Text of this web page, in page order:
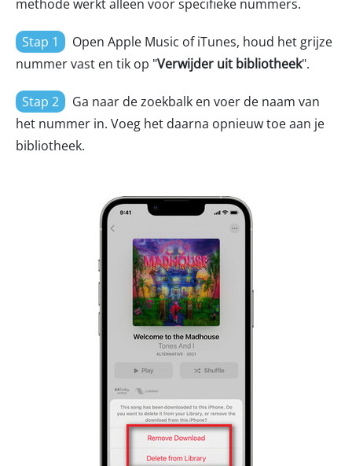
methode werkt alleen voor specifieke nummers.
Stap 1
Open Apple Music of iTunes, houd het grijze
nummer vast en tik op "Verwijder uit bibliotheek".
Stap 2
Ga naar de zoekbalk en voer de naam van
het nummer in. Voeg het daarna opnieuw toe aan je
bibliotheek.